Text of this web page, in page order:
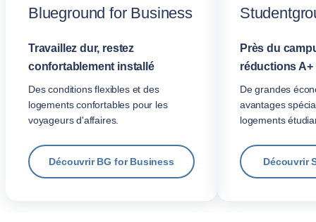
Blueground for Business
Travaillez dur, restez
confortablement installé
Des conditions flexibles et des
logements confortables pour les
voyageurs d'affaires.
Découvrir BG for Business
Près du
réductions A+
De grandes
avantages
logements
Découvrir